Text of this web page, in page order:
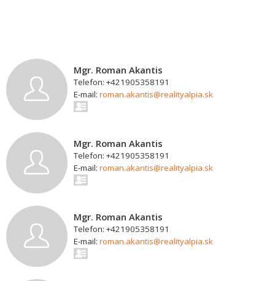
Mgr. Roman Akantis
Telefon: +421905358191
E-mail: roman.akantis@realityalpia.sk
Mgr. Roman Akantis
Telefon: +421905358191
E-mail: roman.akantis@realityalpia.sk
Mgr. Roman Akantis
Telefon: +421905358191
E-mail: roman.akantis@realityalpia.sk